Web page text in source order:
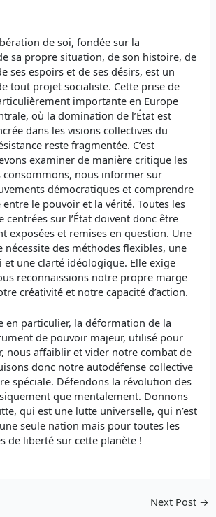
de soi, fondée sur la
sa propre situation, de son histoire, de
ses espoirs et de ses désirs, est un
tout projet socialiste. Cette prise de
importante en Europe
où la domination de l’État est
dans les visions collectives du
reste fragmentée. C’est
examiner de manière critique les
consommons, nous informer sur
démocratiques et comprendre
le pouvoir et la vérité. Toutes les
centrées sur l’État doivent donc être
exposées et remises en question. Une
nécessite des méthodes flexibles, une
et une clarté idéologique. Elle exige
reconnaissions notre propre marge
créativité et notre capacité d’action.
en particulier, la déformation de la
de pouvoir majeur, utilisé pour
nous affaiblir et vider notre combat de
donc notre autodéfense collective
spéciale. Défendons la révolution des
que mentalement. Donnons
qui est une lutte universelle, qui n’est
seule nation mais pour toutes les
de liberté sur cette planète !
Next Post →